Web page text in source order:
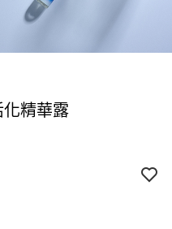
化精華露